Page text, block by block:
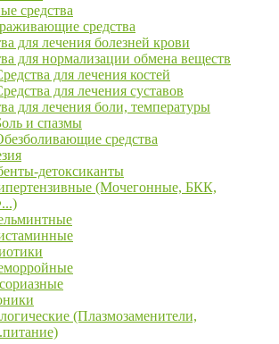
средства
средства
для лечения болезней крови
для нормализации обмена веществ
для лечения костей
для лечения суставов
для лечения боли, температуры
и спазмы
средства
детоксиканты
(Мочегонные, БКК,
(Плазмозаменители,